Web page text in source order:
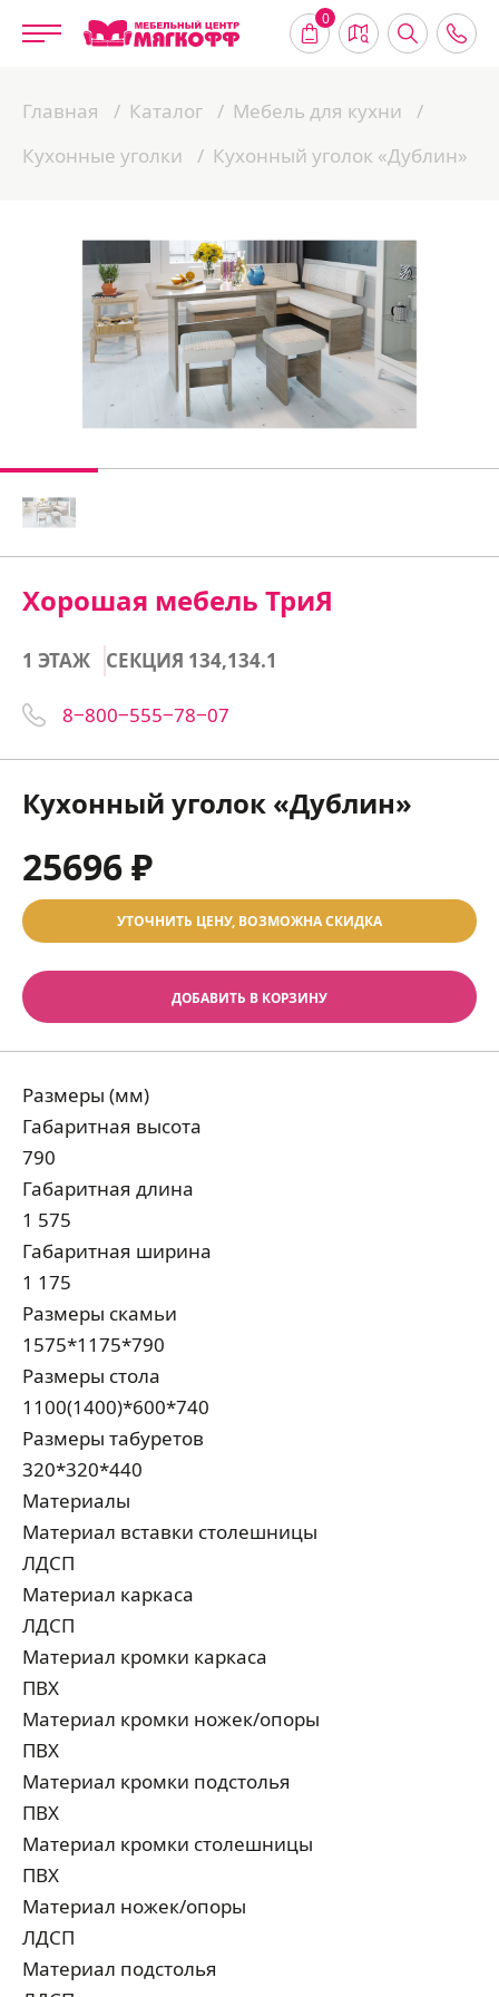
0
Главная Каталог
Мебель для кухни
Кухонные уголки
Кухонный уголок «Дублин»
Хорошая мебель ТриЯ
1 ЭТАЖ СЕКЦИЯ 134,134.1
8‒800‒555‒78‒07
Кухонный уголок «Дублин»
25696 ₽
УТОЧНИТЬ ЦЕНУ, ВОЗМОЖНА СКИДКА
ДОБАВИТЬ В КОРЗИНУ
Размеры (мм)
Габаритная высота
790
Габаритная длина
1 575
Габаритная ширина
1 175
Размеры скамьи
1575*1175*790
Размеры стола
1100(1400)*600*740
Размеры табуретов
320*320*440
Материалы
Материал вставки столешницы
ЛДСП
Материал каркаса
ЛДСП
Материал кромки каркаса
ПВХ
Материал кромки ножек/опоры
ПВХ
Материал кромки подстолья
ПВХ
Материал кромки столешницы
ПВХ
Материал ножек/опоры
ЛДСП
Материал подстолья